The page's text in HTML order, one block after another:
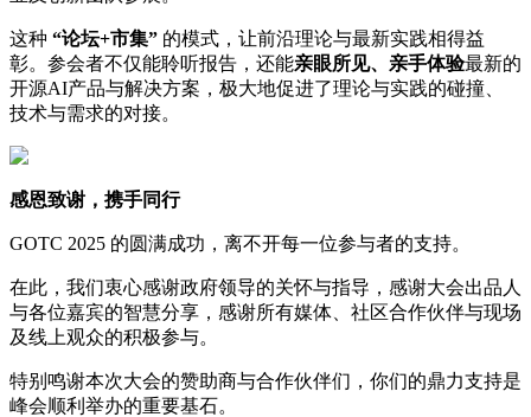
这种 “论坛+市集” 的模式，让前沿理论与最新实践相得益
彰。参会者不仅能聆听报告，还能亲眼所见、亲手体验最新的
开源AI产品与解决方案，极大地促进了理论与实践的碰撞、
技术与需求的对接。
感恩致谢，携手同行
GOTC 2025 的圆满成功，离不开每一位参与者的支持。
在此，我们衷心感谢政府领导的关怀与指导，感谢大会出品人
与各位嘉宾的智慧分享，感谢所有媒体、社区合作伙伴与现场
及线上观众的积极参与。
特别鸣谢本次大会的赞助商与合作伙伴们，你们的鼎力支持是
峰会顺利举办的重要基石。